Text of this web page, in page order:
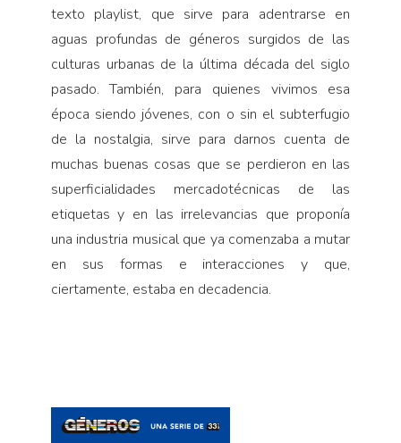
texto playlist, que sirve para adentrarse en
aguas profundas de géneros surgidos de las
culturas urbanas de la última década del siglo
pasado. También, para quienes vivimos esa
época siendo jóvenes, con o sin el subterfugio
de la nostalgia, sirve para darnos cuenta de
muchas buenas cosas que se perdieron en las
superficialidades mercadotécnicas de las
etiquetas y en las irrelevancias que proponía
una industria musical que ya comenzaba a mutar
en sus formas e interacciones y que,
ciertamente, estaba en decadencia.